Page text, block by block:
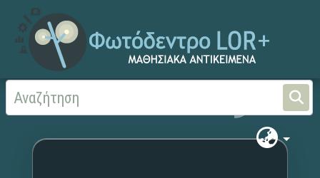
Αρχική Χωρίς τίτλο